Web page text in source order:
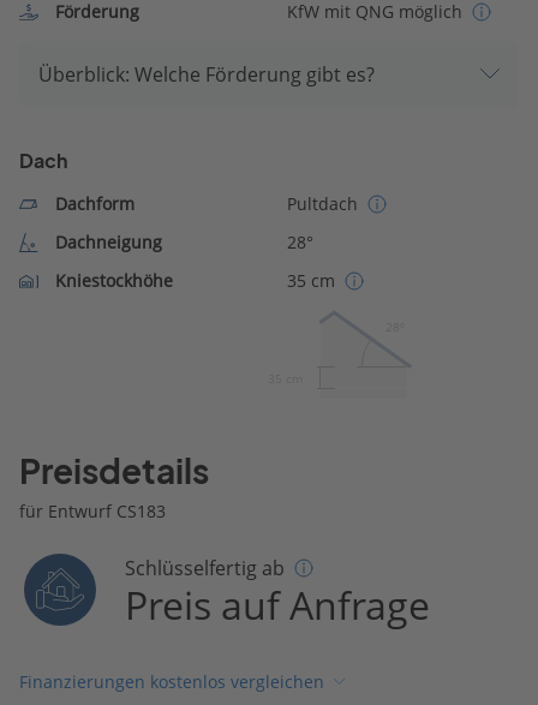
Förderung KfW mit QNG möglich
Überblick: Welche Förderung gibt es?
Dach
Dachform
Pultdach
Dachneigung
28°
Kniestockhöhe
35 cm
Preisdetails
für Entwurf CS183
Schlüsselfertig ab
Preis auf Anfrage
Finanzierungen kostenlos vergleichen